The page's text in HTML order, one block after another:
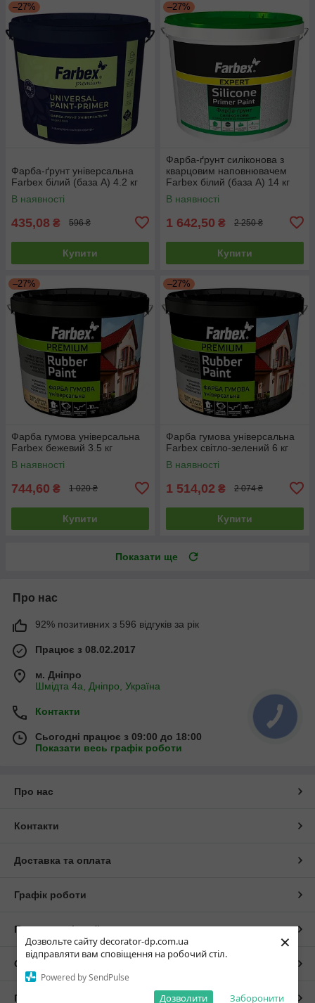
Дозвольте сайту decorator-dp.com.ua
відправляти вам сповіщення на робочий стіл.
Powered by SendPulse
Заборонити
Дозволити
×
–27%
Фарба-ґрунт універсальна
Farbex білий (база А) 4.2 кг
В наявності
435,08 ₴ 596 ₴
Купити
–27%
Фарба-ґрунт силіконова з
кварцовим наповнювачем
Farbex білий (база А) 14 кг
В наявності
1 642,50 ₴ 2 250 ₴
Купити
–27%
Фарба гумова універсальна
Farbex бежевий 3.5 кг
В наявності
744,60 ₴ 1 020 ₴
Купити
–27%
Фарба гумова універсальна
Farbex світло-зелений 6 кг
В наявності
1 514,02 ₴ 2 074 ₴
Купити
Показати ще
Про нас
92% позитивних з 596 відгуків за рік
Працює з 08.02.2017
м. Дніпро
Шмідта 4а, Дніпро, Україна
Контакти
Сьогодні працює з 09:00 до 18:00
Показати весь графік роботи
Про нас
Контакти
Доставка та оплата
Графік роботи
Повна версія сайту
Сайт створено на маркетплейсі
Політика конфіденційності